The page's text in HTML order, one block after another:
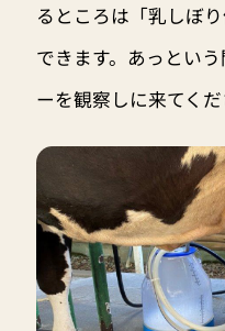
るところは「乳しぼ
できます。あっとい
ーを観察しに来てくだ